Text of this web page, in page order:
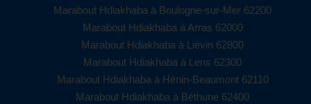
Marabout Hdiakhaba à Boulogne-sur-Mer 62200
Marabout Hdiakhaba à Arras 62000
Marabout Hdiakhaba à Liévin 62800
Marabout Hdiakhaba à Lens 62300
Marabout Hdiakhaba à Hénin-Beaumont 62110
Marabout Hdiakhaba à Béthune 62400